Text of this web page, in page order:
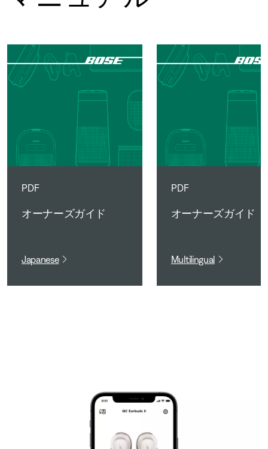
PDF
オーナーズガイド
Japanese
PDF
オーナーズガイド
Multilingual